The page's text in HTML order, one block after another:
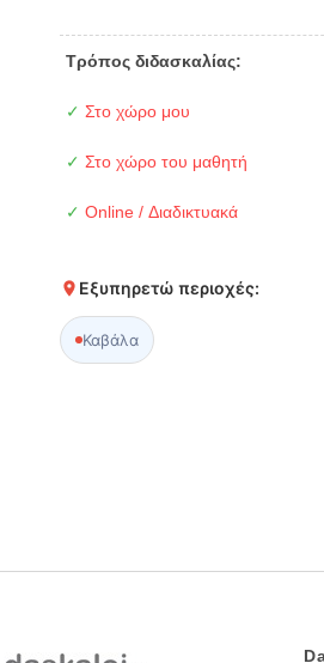
Τρόπος διδασκαλίας:
✓ Στο χώρο μου
✓ Στο χώρο του μαθητή
✓ Online / Διαδικτυακά
Εξυπηρετώ περιοχές:
Καβάλα